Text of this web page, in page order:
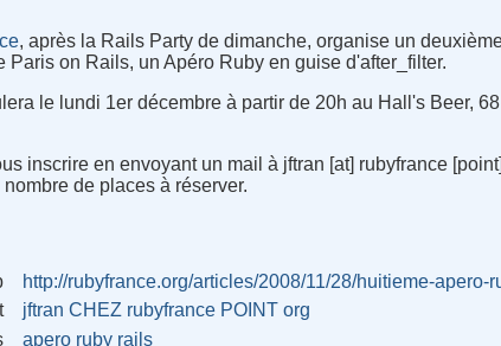
, après la Rails Party de dimanche, organise un
Paris on Rails, un Apéro Ruby en guise d'after_filter.
le lundi 1er décembre à partir de 20h au Hall's Beer,
inscrire en envoyant un mail à jftran [at] rubyfrance
de places à réserver.
http://rubyfrance.org/articles/2008/11/28/huitieme-
jftran CHEZ rubyfrance POINT org
apero ruby rails